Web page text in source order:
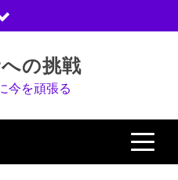
の挑戦
今を頑張る